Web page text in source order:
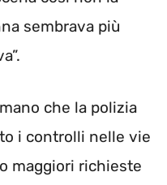
sembrava più
che la polizia
i controlli nelle vie
maggiori richieste